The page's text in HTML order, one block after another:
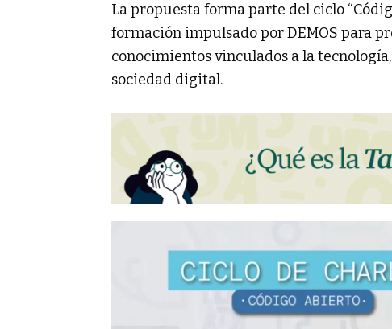
La propuesta forma parte del ciclo
formación impulsado por DEMOS para
conocimientos vinculados a la
sociedad digital.